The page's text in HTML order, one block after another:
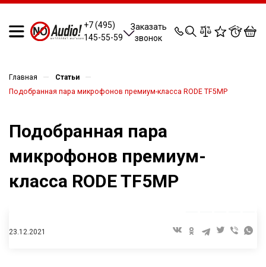
+7 (495)
145-55-59
Заказать
звонок
0 0 0 0
Главная — Статьи —
Подобранная пара микрофонов премиум-класса RODE TF5MP
Подобранная пара
микрофонов премиум-
класса RODE TF5MP
23.12.2021